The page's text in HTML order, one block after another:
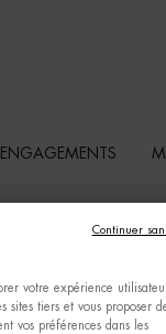
votre expérience
sites tiers et vous proposer
vos préférences dans les
Continuer